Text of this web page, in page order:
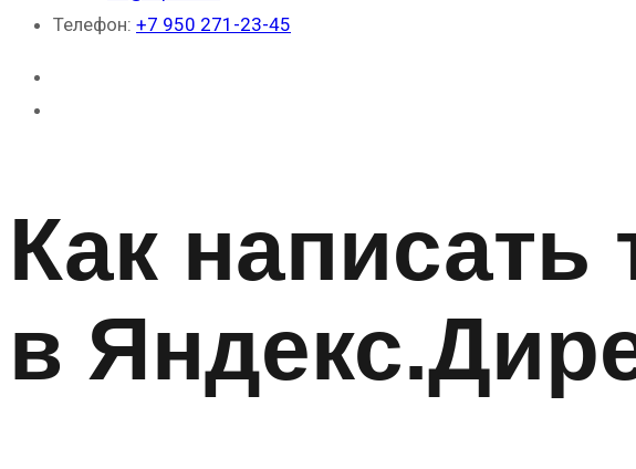
Телефон: +7 950 271-23-45
Как написать
в